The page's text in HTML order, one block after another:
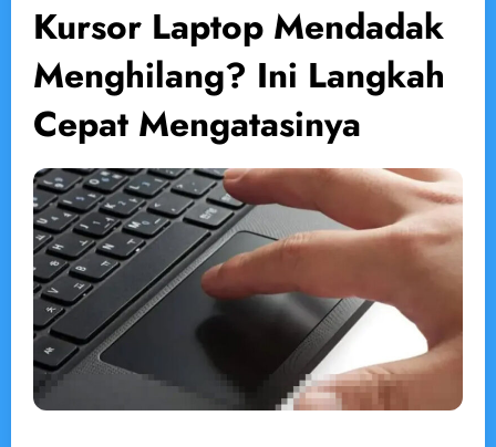
Kursor Laptop Mendadak
Menghilang? Ini Langkah
Cepat Mengatasinya